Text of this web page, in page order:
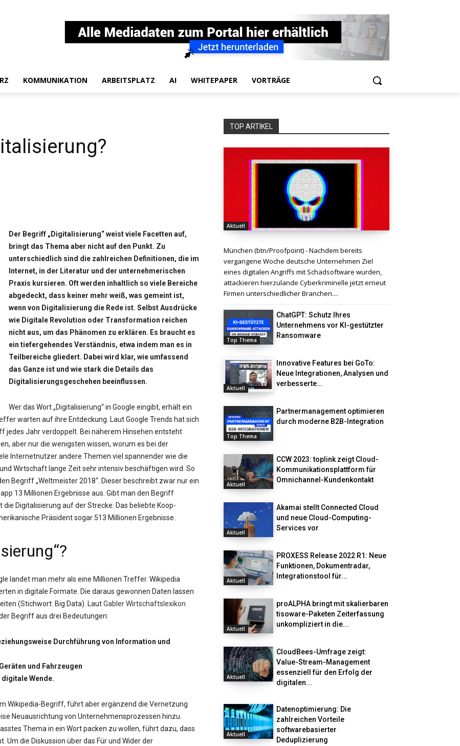
RZ KOMMUNIKATION ARBEITSPLATZ AI WHITEPAPER VORTRÄGE
Der Begriff „Digitalisierung“ weist viele Facetten auf,
bringt das Thema aber nicht auf den Punkt. Zu
unterschiedlich sind die zahlreichen Definitionen, die im
Internet, in der Literatur und der unternehmerischen
Praxis kursieren. Oft werden inhaltlich so viele Bereiche
abgedeckt, dass keiner mehr weiß, was gemeint ist,
wenn von Digitalisierung die Rede ist. Selbst Ausdrücke
wie Digitale Revolution oder Transformation reichen
nicht aus, um das Phänomen zu erklären. Es braucht es
ein tiefergehendes Verständnis, etwa indem man es in
Teilbereiche gliedert. Dabei wird klar, wie umfassend
das Ganze ist und wie stark die Details das
Digitalisierungsgeschehen beeinflussen.
Wer das Wort „Digitalisierung“ in Google eingibt, erhält ein
warten auf ihre Entdeckung. Laut Google Trends hat sich
jedes Jahr verdoppelt. Bei näherem Hinsehen entsteht
aber nur die wenigsten wissen, worum es bei der
Internetnutzer andere Themen viel spannender wie die
Wirtschaft lange Zeit sehr intensiv beschäftigen wird. So
Begriff „Weltmeister 2018“. Dieser beschreibt zwar nur ein
13 Millionen Ergebnisse aus. Gibt man den Begriff
Digitalisierung auf der Strecke: Das beliebte Koop-
Präsident sogar 513 Millionen Ergebnisse.
landet man mehr als eine Millionen Treffer. Wikipedia
in digitale Formate. Die daraus gewonnen Daten lassen
(Stichwort: Big Data). LautGabler Wirtschaftslexikon
Begriff aus drei Bedeutungen:
Durchführung von Information und
und Fahrzeugen
Wende.
Wikipedia-Begriff, führt aber ergänzend die Vernetzung
Neuausrichtung von Unternehmensprozessen hinzu.
Thema in ein Wort packen zu wollen, führt dazu, dass
die Diskussion über das Für und Wider der
TOP ARTIKEL
Aktuell
München (btn/Proofpoint) - Nachdem bereits
vergangene Woche deutsche Unternehmen Ziel
eines digitalen Angriffs mit Schadsoftware wurden,
attackieren hierzulande Cyberkriminelle jetzt erneut
Firmen unterschiedlicher Branchen....
Top Thema
ChatGPT: Schutz Ihres
Unternehmens vor KI-gestützter
Ransomware
Aktuell
Innovative Features bei GoTo:
Neue Integrationen, Analysen und
verbesserte...
Top Thema
Partnermanagement optimieren
durch moderne B2B-Integration
Aktuell
CCW 2023: toplink zeigt Cloud-
Kommunikationsplattform für
Omnichannel-Kundenkontakt
Aktuell
Akamai stellt Connected Cloud
und neue Cloud-Computing-
Services vor
Aktuell
PROXESS Release 2022 R1: Neue
Funktionen, Dokumentradar,
Integrationstool für...
Aktuell
proALPHA bringt mit skalierbaren
tisoware-Paketen Zeiterfassung
unkompliziert in die...
Aktuell
CloudBees-Umfrage zeigt:
Value-Stream-Management
essenziell für den Erfolg der
digitalen...
Aktuell
Datenoptimierung: Die
zahlreichen Vorteile
softwarebasierter
Deduplizierung